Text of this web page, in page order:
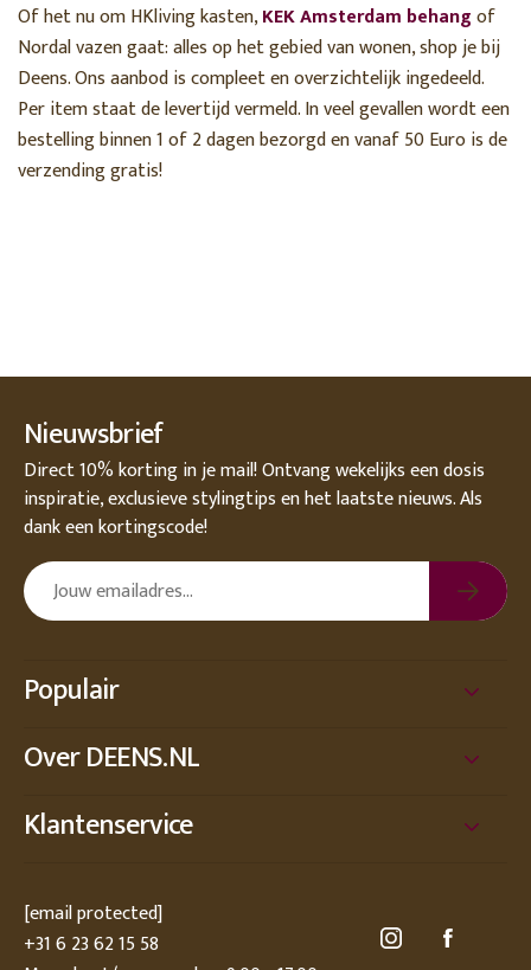
Of het nu om HKliving kasten,KEK Amsterdam behangof
Nordal vazen gaat: alles op het gebied van wonen, shop je bij
Deens. Ons aanbod is compleet en overzichtelijk ingedeeld.
Per item staat de levertijd vermeld. In veel gevallen wordt een
bestelling binnen 1 of 2 dagen bezorgd en vanaf 50 Euro is de
verzending gratis!
Nieuwsbrief
Direct 10% korting in je mail! Ontvang wekelijks een dosis
inspiratie, exclusieve stylingtips en het laatste nieuws. Als
dank een kortingscode!
Populair
Over DEENS.NL
Klantenservice
[email protected]
+31 6 23 62 15 58